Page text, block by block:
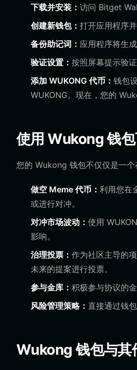
下载并安装： 访问 Bitget
创建新钱包： 打开应用程序
备份助记词： 应用程序将生
验证设置： 按照屏幕提示验
添加 WUKONG 代币： 钱包
WUKONG。现在，您的
使用 Wukong 钱包
您的 Wukong 钱包不仅仅是一个
做空 Meme 代币： 利用您在
或进行对冲。
对冲市场波动： 使用
影响。
治理投票： 作为社区主导的
未来的提案进行投票。
参与金库： 积极参与协议的
风险管理策略： 直接通过钱
Wukong 钱包与其